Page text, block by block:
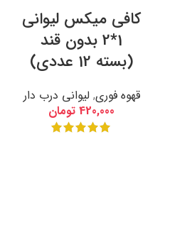
کافی میکس لیوانی
1*2 بدون قند
(بسته 12 عددی)
قهوه فوری, لیوانی درب دار
420,000 تومان